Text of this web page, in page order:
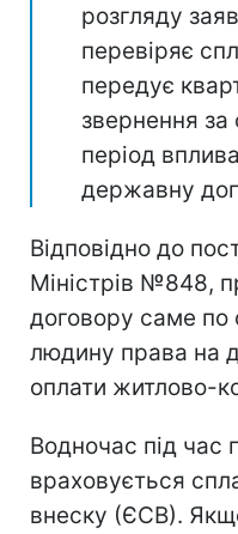
розгляду
перевіряє
передує
звернення
період
державну
Відповідно до
Міністрів №848,
договору саме по
людину права на
оплати житлово-
Водночас під час
враховується
внеску (ЄСВ).